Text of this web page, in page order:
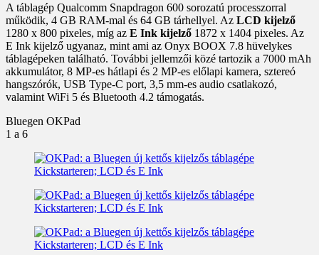
A táblagép Qualcomm Snapdragon 600 sorozatú processzorral
működik, 4 GB RAM-mal és 64 GB tárhellyel. Az LCD kijelző
1280 x 800 pixeles, míg az E Ink kijelző 1872 x 1404 pixeles. Az
E Ink kijelző ugyanaz, mint ami az Onyx BOOX 7.8 hüvelykes
táblagépeken található. További jellemzői közé tartozik a 7000 mAh
akkumulátor, 8 MP-es hátlapi és 2 MP-es előlapi kamera, sztereó
hangszórók, USB Type-C port, 3,5 mm-es audio csatlakozó,
valamint WiFi 5 és Bluetooth 4.2 támogatás.
Bluegen OKPad
1 a 6